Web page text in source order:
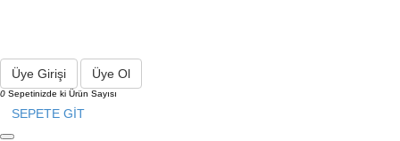
Üye Girişi Üye Ol
0 Sepetinizde ki Ürün Sayısı
SEPETE GİT